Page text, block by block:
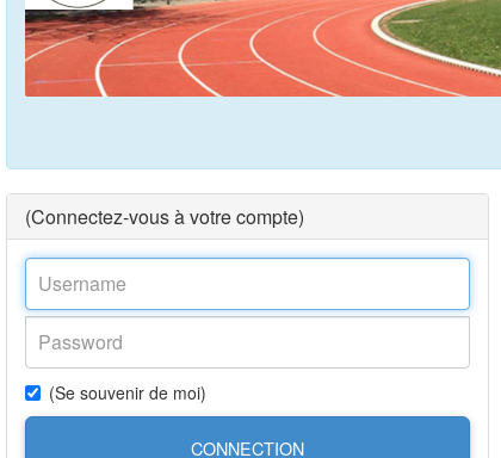
(Connectez-vous à votre compte)
(Se souvenir de moi)
CONNECTION